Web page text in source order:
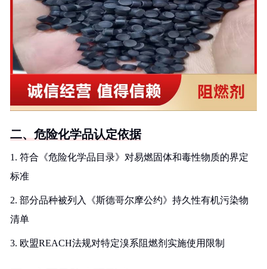
二、危险化学品认定依据
1. 符合《危险化学品目录》对易燃固体和毒性物质的界定
标准
2. 部分品种被列入《斯德哥尔摩公约》持久性有机污染物
清单
3. 欧盟REACH法规对特定溴系阻燃剂实施使用限制